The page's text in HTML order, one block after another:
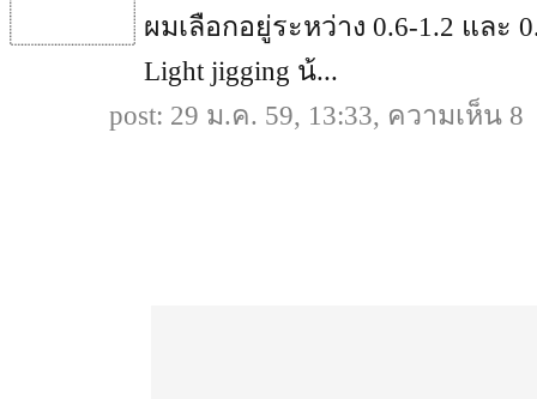
ผมเลือกอยู่ระหว่าง 0.6-1.2 และ
Light jigging น้...
post: 29 ม.ค. 59, 13:33, ความเห็น